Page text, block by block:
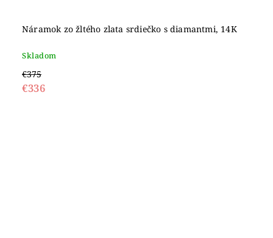
Náramok zo žltého zlata srdiečko s diamantmi, 14K
Skladom
€375
€336